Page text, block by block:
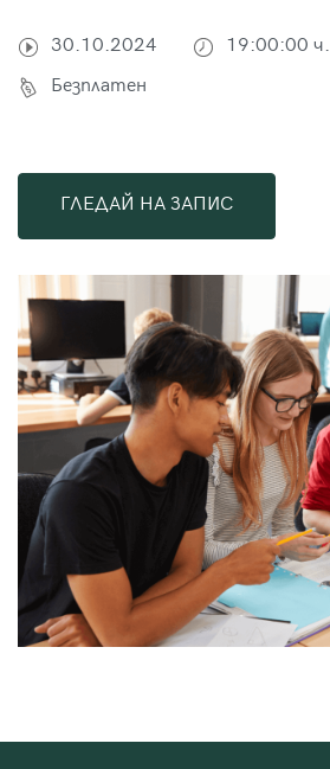
30.10.2024 19:00:00 ч.
Безплатен
ГЛЕДАЙ НА ЗАПИС